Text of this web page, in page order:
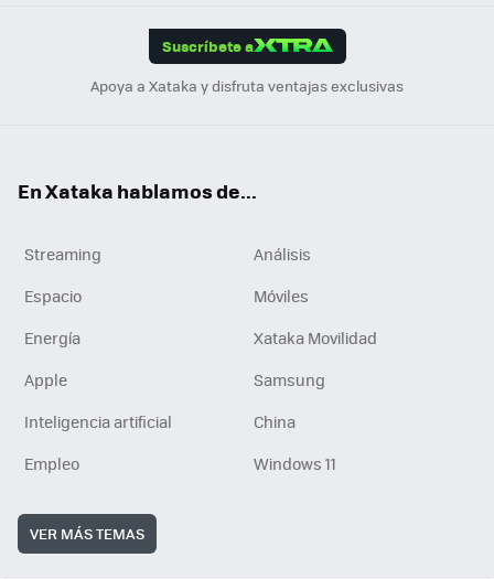
Suscríbete a
Apoya a Xataka y disfruta ventajas exclusivas
En Xataka hablamos de...
Streaming
Análisis
Espacio
Móviles
Energía
Xataka Movilidad
Apple
Samsung
Inteligencia artificial
China
Empleo
Windows 11
VER MÁS TEMAS